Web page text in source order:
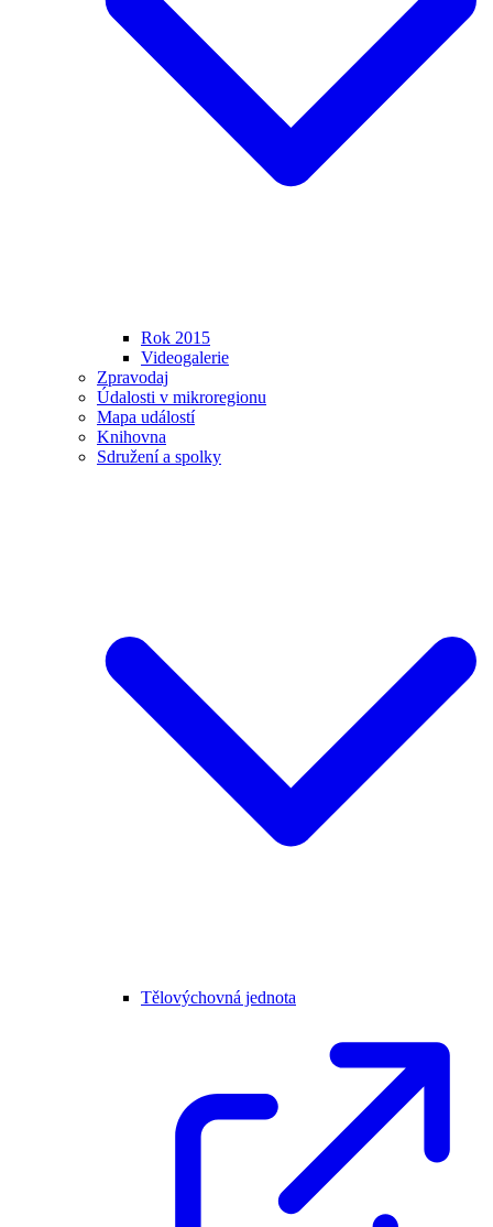
Rok 2015
Videogalerie
Zpravodaj
Údalosti v mikroregionu
Mapa událostí
Knihovna
Sdružení a spolky
Tělovýchovná jednota